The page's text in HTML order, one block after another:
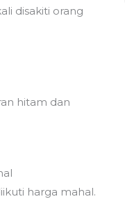
disakiti orang
hitam dan
harga mahal.